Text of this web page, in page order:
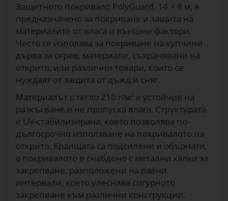
Защитно покривало, PolyGuard, 210 г/
м², 10 × 8 м
118€/бр.
1917
Защитното покривало PolyGuard, 14 × 8 м, е
предназначено за покриване и защита на
материалите от влага и външни фактори.
Често се използва за покриване на купчини
дърва за огрев, материали, съхранявани на
открито, или различни товари, които се
нуждаят от защита от дъжд и сняг.
Материалът с тегло 210 г/м² е устойчив на
разкъсване и не пропуска влага. Структурата
е UV-стабилизирана, което позволява по-
дългосрочно използване на покривалото на
открито. Краищата са подсилени и обърнати,
а покривалото е снабдено с метални халки за
закрепване, разположени на равни
интервали, което улеснява сигурното
закрепване към различни конструкции.